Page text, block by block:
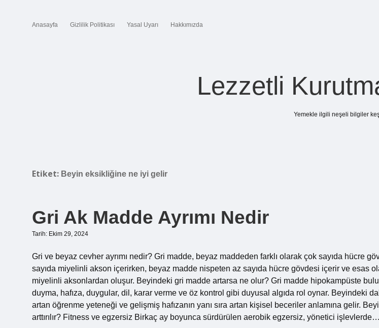
Anasayfa Gizlilik Politikası Yasal Uyarı Hakkımızda
Lezzetli
Yemekle ilgili neşeli bilgiler
Etiket: Beyin eksikliğine ne iyi gelir
Gri Ak Madde Ayrımı Nedir
Tarih: Ekim 29, 2024
Gri ve beyaz cevher ayrımı nedir? Gri madde, beyaz maddeden farklı olarak çok sayıda hücre
sayıda miyelinli akson içerirken, beyaz madde nispeten az sayıda hücre gövdesi içerir ve esas
miyelinli aksonlardan oluşur. Beyindeki gri madde artarsa ne olur? Gri madde hipokampüste
duyma, hafıza, duygular, dil, karar verme ve öz kontrol gibi duyusal algıda rol oynar. Beyindeki
artan öğrenme yeteneği ve gelişmiş hafızanın yanı sıra artan kişisel beceriler anlamına gelir.
arttırılır? Fitness ve egzersiz Birkaç ay boyunca sürdürülen aerobik egzersiz, yönetici işlevlerde…